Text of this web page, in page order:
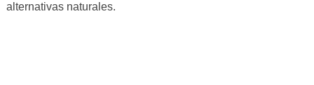
alternativas naturales.